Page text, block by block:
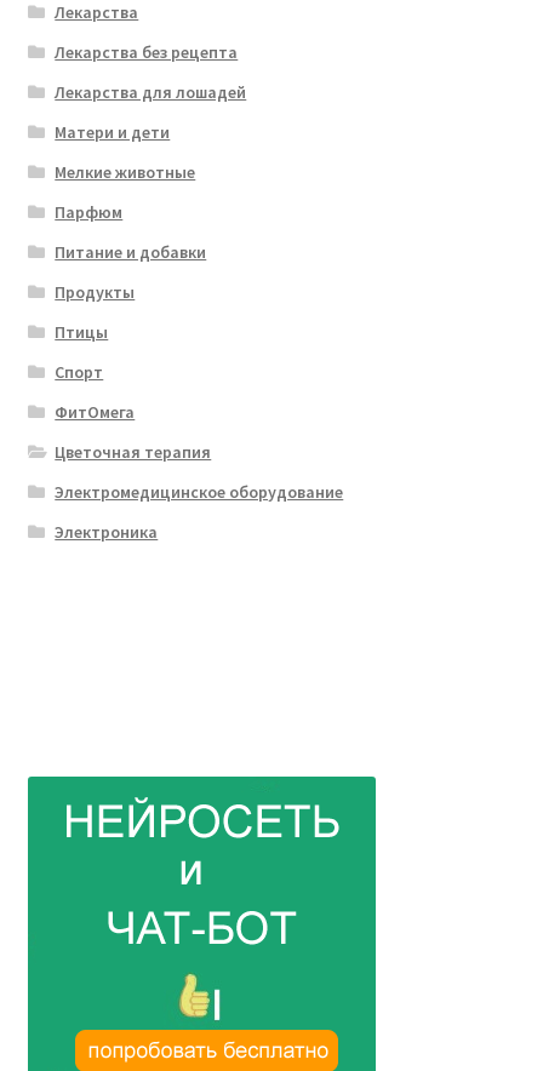
Лекарства
Лекарства без рецепта
Лекарства для лошадей
Матери и дети
Мелкие животные
Парфюм
Питание и добавки
Продукты
Птицы
Спорт
ФитОмега
Цветочная терапия
Электромедицинское оборудование
Электроника